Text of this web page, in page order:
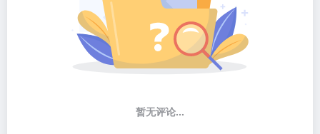
暂无评论...